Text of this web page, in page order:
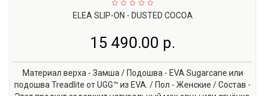
ELEA SLIP-ON - DUSTED COCOA
15 490.00 р.
Материал верха - Замша / Подошва - EVA Sugarcane или
подошва Treadlite от UGG™ из EVA. / Пол - Женские / Состав -